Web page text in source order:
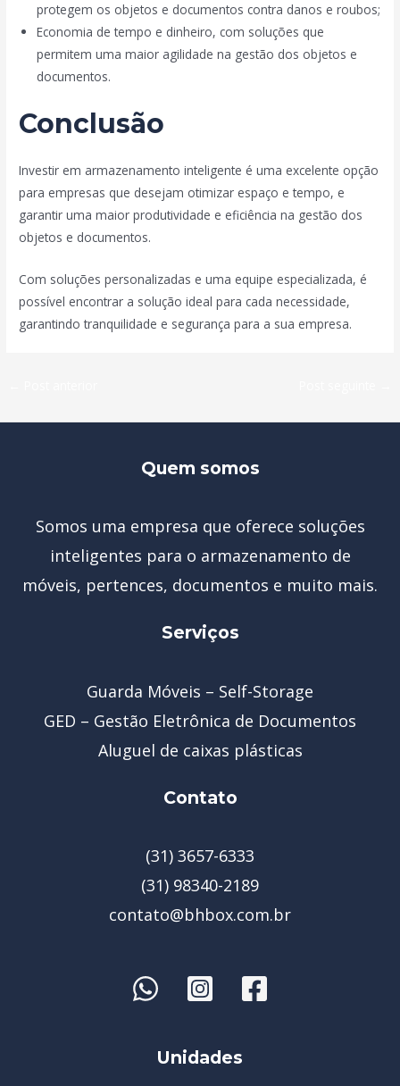
protegem os objetos e documentos contra danos e roubos;
Economia de tempo e dinheiro, com soluções que
permitem uma maior agilidade na gestão dos objetos e
documentos.
Conclusão
Investir em armazenamento inteligente é uma excelente opção
para empresas que desejam otimizar espaço e tempo, e
garantir uma maior produtividade e eficiência na gestão dos
objetos e documentos.
Com soluções personalizadas e uma equipe especializada, é
possível encontrar a solução ideal para cada necessidade,
garantindo tranquilidade e segurança para a sua empresa.
Quem somos
Somos uma empresa que oferece soluções
inteligentes para o armazenamento de
móveis, pertences, documentos e muito mais.
Serviços
Guarda Móveis – Self-Storage
GED – Gestão Eletrônica de Documentos
Aluguel de caixas plásticas
Contato
(31) 3657-6333
(31) 98340-2189
contato@bhbox.com.br
Unidades